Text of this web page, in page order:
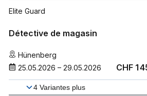
Elite Guard
Détective de magasin
Hünenberg
25.05.2026 – 29.05.2026 CHF 1
4 Variantes plus